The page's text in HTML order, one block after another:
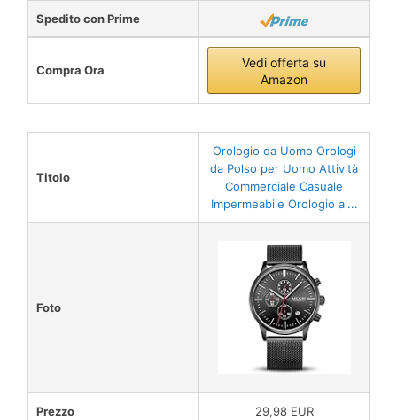
Spedito con Prime
Compra Ora
Vedi offerta su
Amazon
Titolo
Orologio da Uomo Orologi
da Polso per Uomo Attività
Commerciale Casuale
Impermeabile Orologio al...
Foto
Prezzo 29,98 EUR